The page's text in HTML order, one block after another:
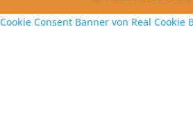
Cookie Consent Banner von Real Cookie